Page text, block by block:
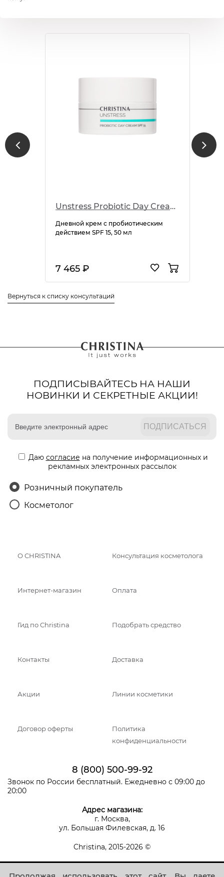
Unstress Probiotic Day Cream SPF 15
Дневной крем с пробиотическим
действием SPF 15, 50 мл
7 465 ₽
Вернуться к списку консультаций
ПОДПИСЫВАЙТЕСЬ НА НАШИ
НОВИНКИ И СЕКРЕТНЫЕ АКЦИИ!
Даю согласие на получение информационных и
рекламных электронных рассылок
Розничный покупатель
Косметолог
О CHRISTINA Консультация косметолога
Интернет-магазин Оплата
Гид по Christina Подобрать средство
Контакты Доставка
Акции Линии косметики
Договор оферты
Политика
конфиденциальности
8 (800) 500-99-92
Звонок по России бесплатный. Ежедневно с 09:00 до
20:00
Адрес магазина:
г. Москва,
ул. Большая Филевская, д. 16
Christina, 2015-2026 ©